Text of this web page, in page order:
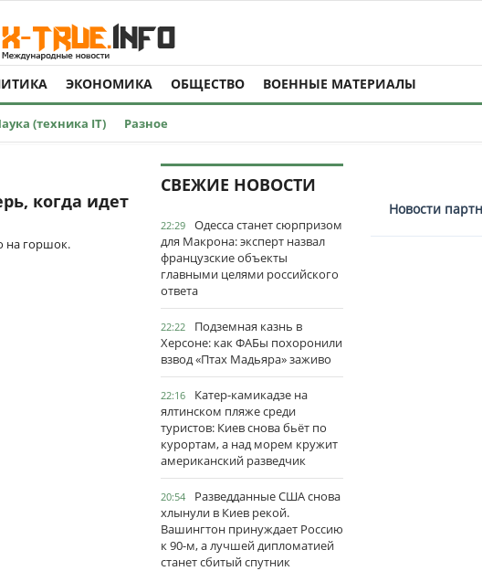
ЭКОНОМИКА ОБЩЕСТВО ВОЕННЫЕ МАТЕРИАЛЫ
(техника IT) Разное
когда идет
на горшок.
СВЕЖИЕ НОВОСТИ
22:29
Одесса станет сюрпризом
для Макрона: эксперт назвал
французские объекты
главными целями российского
ответа
22:22
Подземная казнь в
Херсоне: как ФАБы похоронили
взвод «Птах Мадьяра» заживо
22:16
Катер-камикадзе на
ялтинском пляже среди
туристов: Киев снова бьёт по
курортам, а над морем кружит
американский разведчик
20:54
Разведданные США снова
хлынули в Киев рекой.
Вашингтон принуждает Россию
к 90-м, а лучшей дипломатией
станет сбитый спутник
Новости